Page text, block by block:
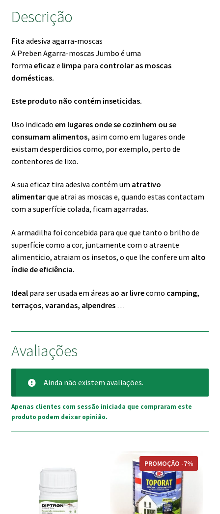
Descrição
Fita adesiva agarra-moscas
A Preben Agarra-moscas Jumbo é uma
forma eficaz e limpa para controlar as moscas
domésticas.
Este produto não contém inseticidas.
Uso indicado em lugares onde se cozinhem ou se
consumam alimentos, asim como em lugares onde
existam desperdicios como, por exemplo, perto de
contentores de lixo.
A sua eficaz tira adesiva contém um atrativo
alimentarque atrai as moscas e, quando estas contactam
com a superfície colada, ficam agarradas.
A armadilha foi concebida para que que tanto o brilho de
superfície como a cor, juntamente com o atraente
alimenticio, atraiam os insetos, o que lhe confere um alto
índie de eficiência.
Idealpara ser usada em áreas ao ar livrecomo camping,
terraços, varandas, alpendres…
Avaliações
Ainda não existem avaliações.
Apenas clientes com sessão iniciada que compraram este
produto podem deixar opinião.
PROMOÇÃO -7%